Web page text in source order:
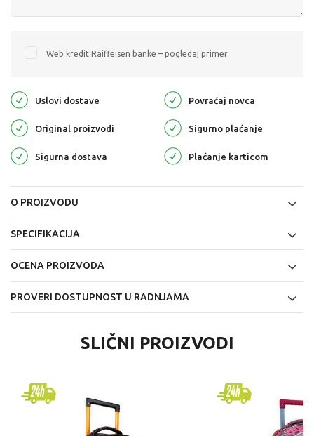
Web kredit Raiffeisen banke – pogledaj primer
Uslovi dostave Povraćaj novca
Original proizvodi Sigurno plaćanje
Sigurna dostava Plaćanje karticom
O PROIZVODU
SPECIFIKACIJA
OCENA PROIZVODA
PROVERI DOSTUPNOST U RADNJAMA
SLIČNI PROIZVODI